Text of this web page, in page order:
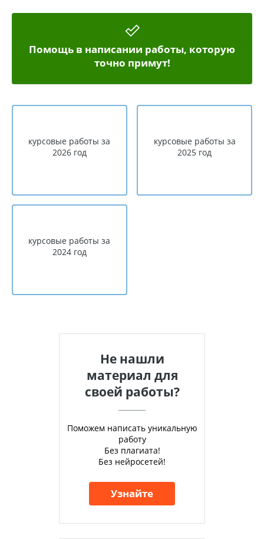
Помощь в написании работы, которую
точно примут!
курсовые работы за
2026 год
курсовые работы за
2025 год
курсовые работы за
2024 год
Не нашли
материал для
своей работы?
Поможем написать уникальную
работу
Без плагиата!
Без нейросетей!
Узнайте